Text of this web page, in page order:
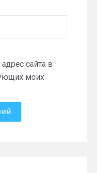
сайта в
моих